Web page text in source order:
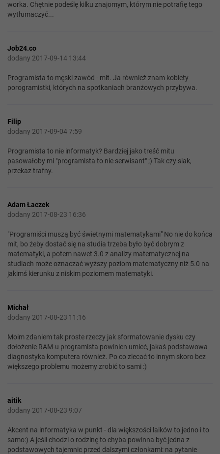
worka. Chętnie podeślę kilku znajomym, którym nie potrafię tego
wytłumaczyć...
Job24.co
dodany 2017-09-14 13:44
Programista to męski zawód - mit. Ja również znam kobiety
porogramistki, których na spotkaniach branżowych przybywa.
Filip
dodany 2017-09-04 7:59
Programista to nie informatyk? Bardziej jako treść mitu
pasowałoby mi "programista to nie serwisant" ;) Tak czy siak,
przekaz trafny.
Adam Łaczek
dodany 2017-08-23 16:36
"Programiści muszą być świetnymi matematykami" No nie do końca
mit, bo żeby dostać się na studia trzeba było być dobrym z
matematyki, a potem nawet 3.0 z analizy matematycznej na
studiach może oznaczać wyższy poziom matematyczny niż 5.0 na
jakimś kierunku z niskim poziomem matematyki.
Michał
dodany 2017-08-23 11:16
Moim zdaniem tak proste rzeczy jak sformatowanie dysku czy
dołożenie RAM-u programista powinien umieć, jakaś podstawowa
diagnostyka komputera również. Po co zlecać to innym skoro bez
większego problemu możemy zrobić to sami :)
aitik
dodany 2017-08-23 9:07
Akcent na informatyka w punkt - dla większości laików to jedno i to
samo:) A jeśli chodzi o rodzinę to chyba powinna być jedna z
podstawowych tajemnic przed dalszymi członkami: na pytanie